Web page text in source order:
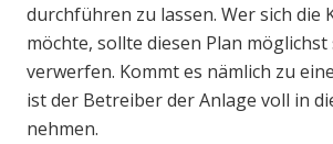
durchführen zu lassen. Wer sich die
möchte, sollte diesen Plan möglichst
verwerfen. Kommt es nämlich zu
ist der Betreiber der Anlage voll in
nehmen.